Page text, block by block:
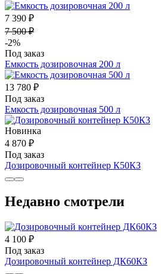
7 390 ₽
7 500 ₽
-2%
Под заказ
Емкость дозировочная 200 л
13 780 ₽
Под заказ
Емкость дозировочная 500 л
Новинка
4 870 ₽
Под заказ
Дозировочный контейнер К50КЗ
Недавно смотрели
4 100 ₽
Под заказ
Дозировочный контейнер ДК60КЗ